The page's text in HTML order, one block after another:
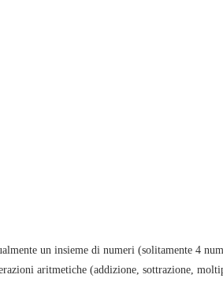
un insieme di numeri (solitamente 4
aritmetiche (addizione, sottrazione,